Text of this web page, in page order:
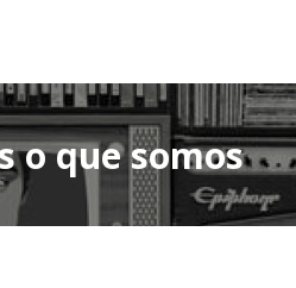
o que somos